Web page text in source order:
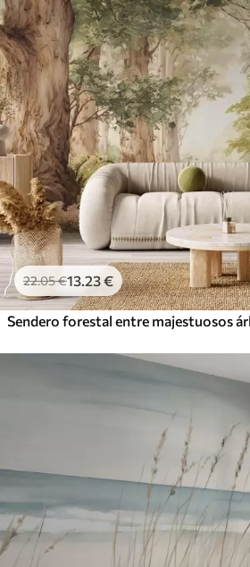
22.05€13 .23€